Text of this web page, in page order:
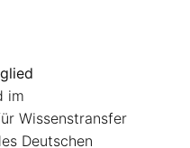
im
Wissenstransfer
Deutschen